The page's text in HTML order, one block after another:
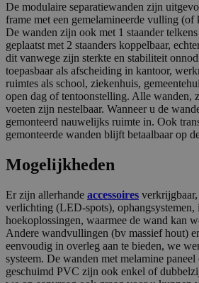
De modulaire separatiewanden zijn
frame met een gemelamineerde vulling (of
De wanden zijn ook met 1 staander
geplaatst met 2 staanders koppelbaar,
dit vanwege zijn sterkte en stabiliteit
toepasbaar als afscheiding in kantoor,
ruimtes als school, ziekenhuis,
open dag of tentoonstelling. Alle wanden,
voeten zijn nestelbaar. Wanneer u de
gemonteerd nauwelijks ruimte in. Ook
gemonteerde wanden blijft betaalbaar op
Mogelijkheden
Er zijn allerhande accessoires
verlichting (LED-spots), ophangsystemen,
hoekoplossingen, waarmee de wand kan
Andere wandvullingen (bv massief hout)
eenvoudig in overleg aan te bieden, we
systeem. De wanden met melamine
geschuimd PVC zijn ook enkel of